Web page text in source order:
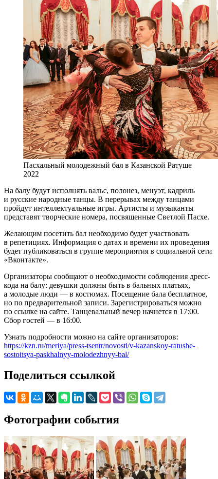
Пасхальный молодежный бал в Казанской Ратуше
2022
На балу будут исполнять вальс, полонез, менуэт, кадриль
и русские народные танцы. В перерывах между танцами
пройдут интеллектуальные игры. Артисты и музыканты
представят творческие номера, посвященные Светлой Пасхе.
Желающим посетить бал необходимо будет участвовать
в репетициях. Информация о датах и времени их проведения
будет публиковаться в группе мероприятия в социальной сети
«Вконтакте».
Организаторы сообщают о необходимости соблюдения дресс-
кода на балу: девушки должны быть в бальных платьях,
а молодые люди — в костюмах. Посещение бала бесплатное,
но по предварительной записи. Зарегистрироваться можно
по ссылке на сайте. Танцевальный вечер начнется в 17:00.
Сбор гостей — в 16:00.
Узнать подробности можно на сайте организаторов:
https://kzn.ru/meriya/press-tsentr/novosti/v-kazanskoy-ratushe-
sostoitsya-paskhalnyy-molodezhnyy-bal/
Поделиться ссылкой
Фотографии события